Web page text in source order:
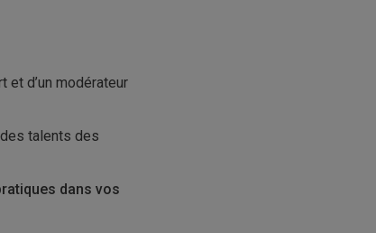
d’un modérateur
talents des
dans vos